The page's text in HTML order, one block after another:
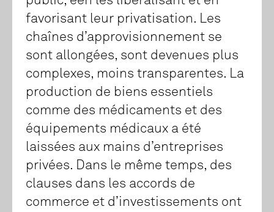
favorisant leur privatisation. Les
chaînes d’approvisionnement se
sont allongées, sont devenues plus
complexes, moins transparentes. La
production de biens essentiels
comme des médicaments et des
équipements médicaux a été
laissées aux mains d’entreprises
privées. Dans le même temps, des
clauses dans les accords de
commerce et d’investissements ont